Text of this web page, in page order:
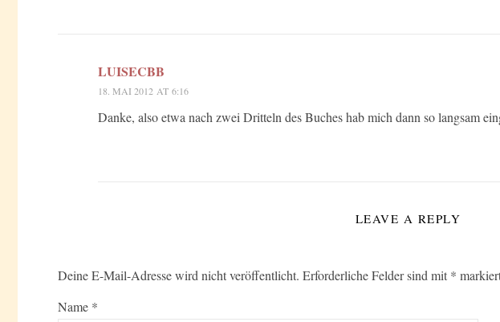
LUISECBB
18. MAI 2012 AT 6:16
Danke, also etwa nach zwei Dritteln des Buches hab mich dann so langsam
LEAVE A REPLY
Deine E-Mail-Adresse wird nicht veröffentlicht. Erforderliche Felder sind mit *
Name *